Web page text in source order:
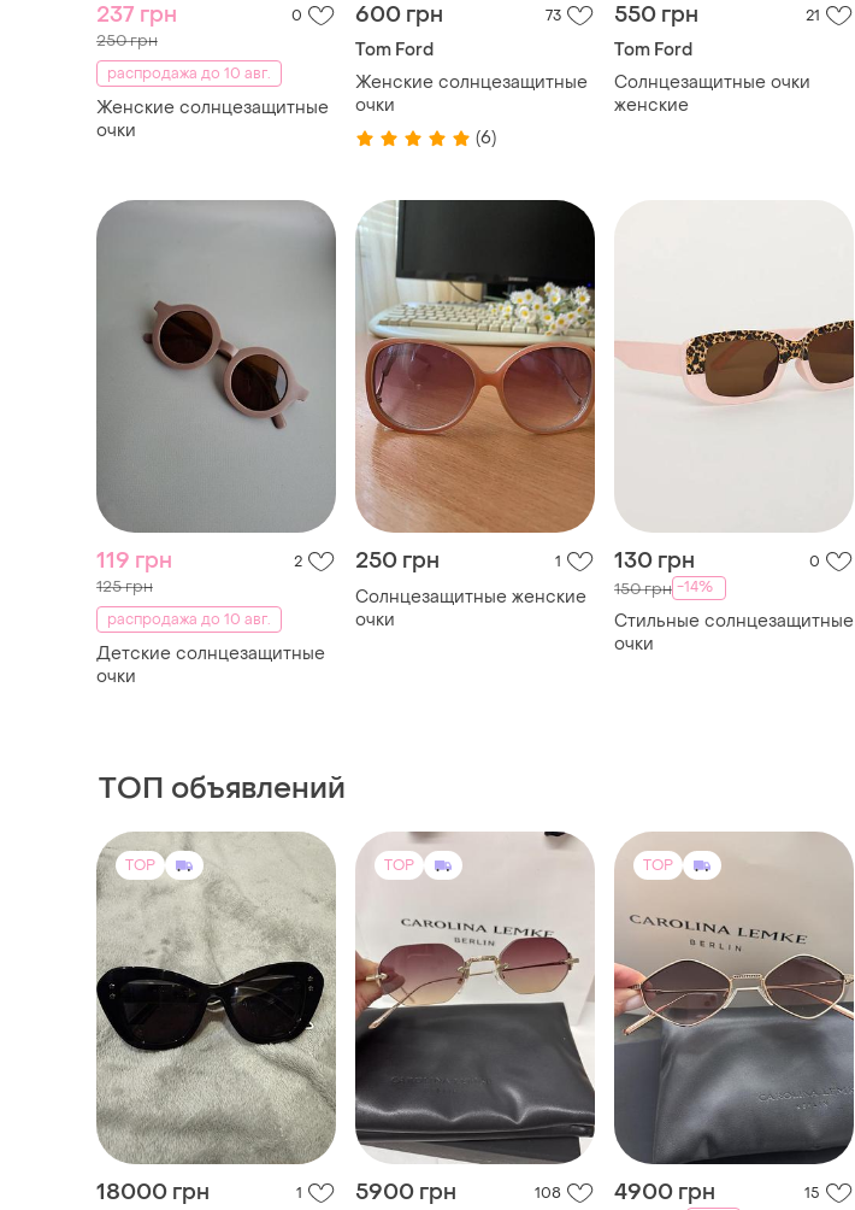
237 грн 0
250 грн
распродажа до 10 авг.
Женские солнцезащитные
очки
600 грн 73
Tom Ford
Женские солнцезащитные
очки
(6)
550 грн 21
Tom Ford
Солнцезащитные очки
женские
119 грн 2
125 грн
распродажа до 10 авг.
Детские солнцезащитные
очки
250 грн 1
Солнцезащитные женские
очки
130 грн 0
150 грн -14%
Стильные солнцезащитные
очки
ТОП объявлений
TOP
18000 грн 1
TOP
5900 грн 108
TOP
4900 грн 15